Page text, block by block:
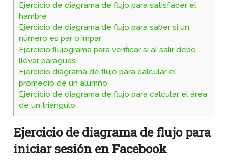
Ejercicio de diagrama de flujo para satisfacer el
hambre
Ejercicio de diagrama de flujo para saber si un
número es par o impar
Ejercicio flujograma para verificar si al salir debo
llevar paraguas
Ejercicio diagrama de flujo para calcular el
promedio de un alumno
Ejercicio de diagrama de flujo para calcular el área
de un triángulo
Ejercicio de diagrama de flujo para
iniciar sesión en Facebook